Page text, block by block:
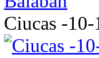
Ciucas -